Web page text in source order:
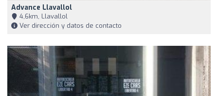
Advance Llavallol
4,6km, Llavallol
Ver dirección y datos de contacto